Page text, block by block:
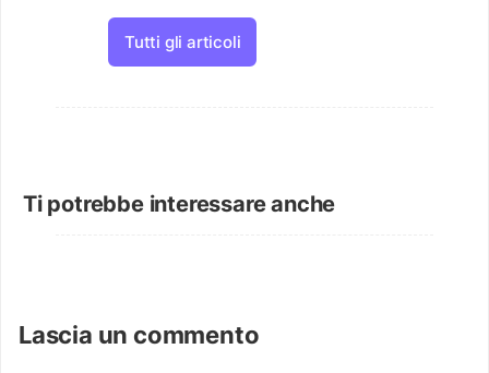
Tutti gli articoli
Ti potrebbe interessare anche
Lascia un commento